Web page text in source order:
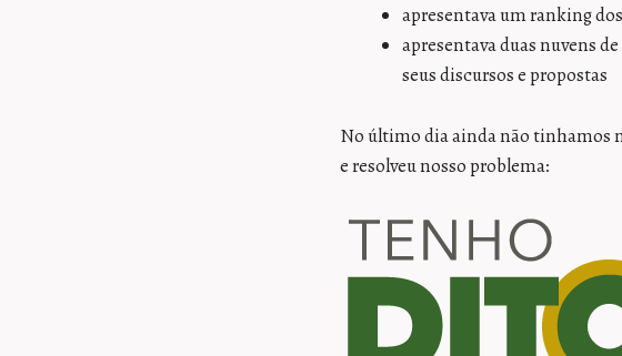
apresentava um ranking
apresentava duas nuvens
seus discursos e propostas
No último dia ainda não tinhamos
e resolveu nosso problema: